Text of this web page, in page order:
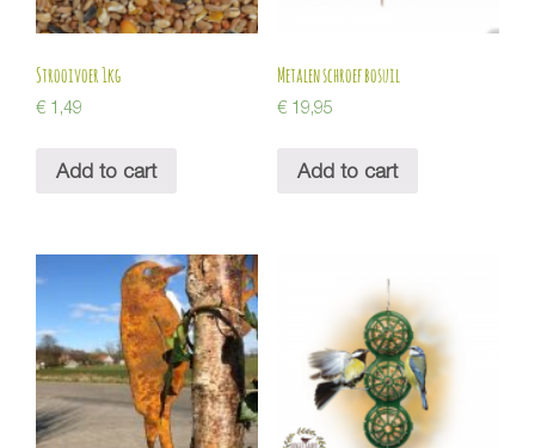
Strooivoer 1kg
€ 1,49
Add to cart
Metalen schroef bosuil
€19,95
Add to cart